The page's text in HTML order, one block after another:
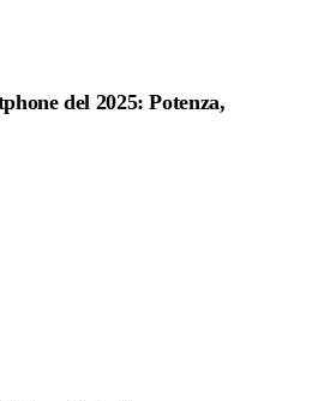
del 2025: Potenza,